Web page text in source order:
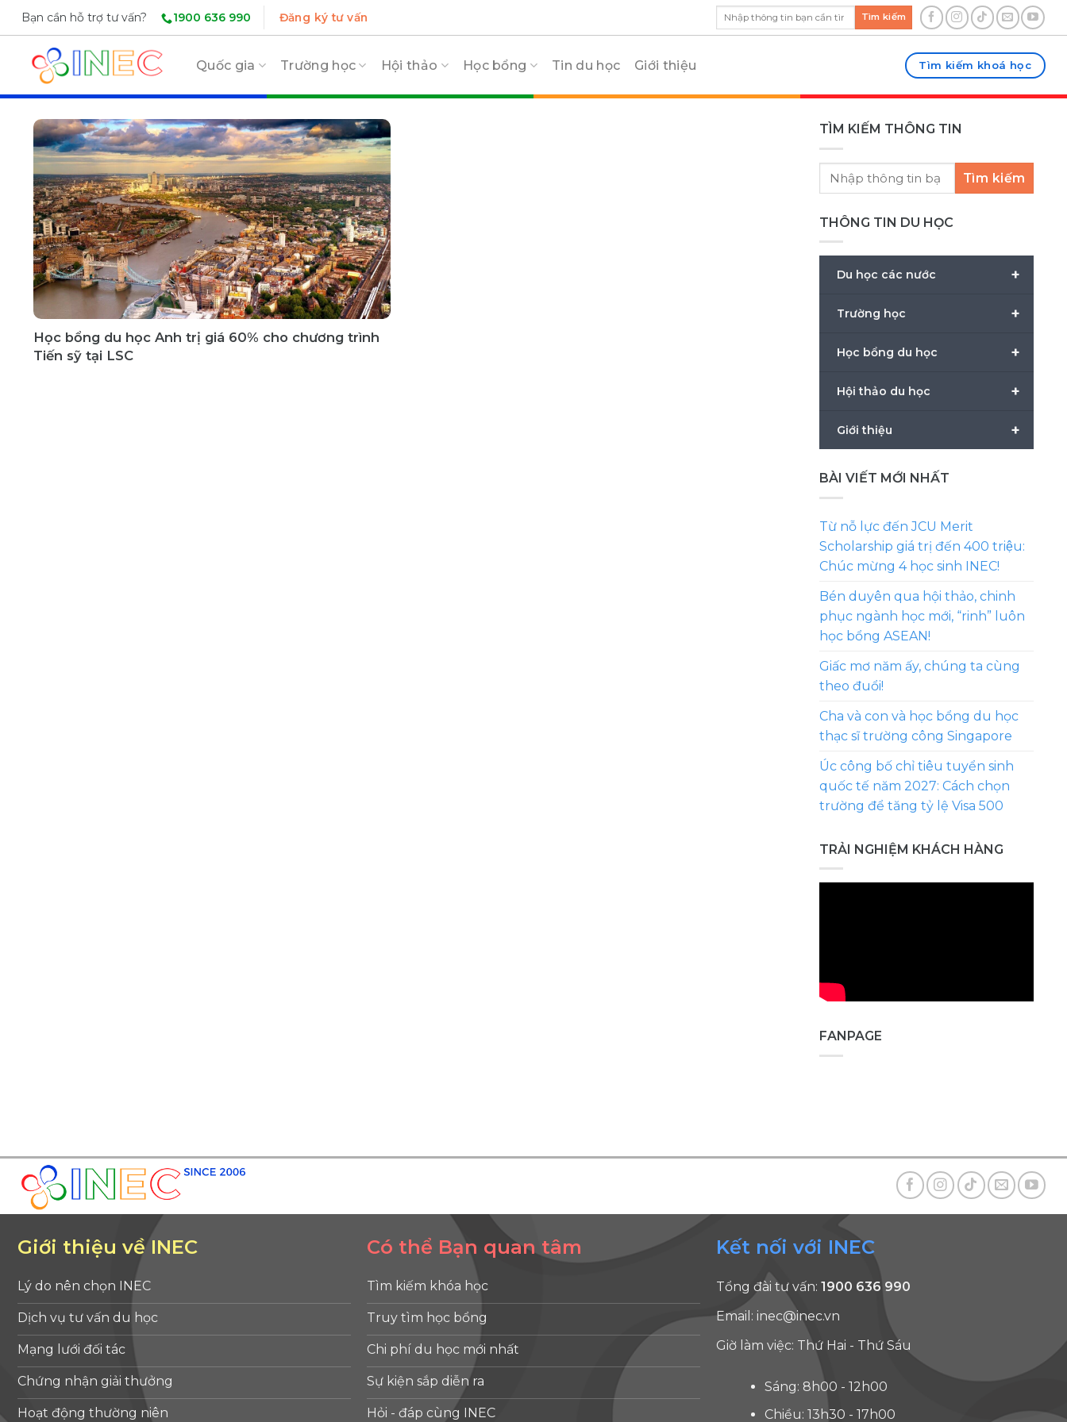
Skip
content
Bạn cần hỗ trợ tư vấn? 1900 636 990 Đăng ký tư vấn Tìm kiếm
Quốc gia Trường học Hội thảo Học bổng Tin du học Giới thiệu Tìm kiếm khoá học
Học bổng du học Anh trị giá 60% cho chương trình
Tiến sỹ tại LSC
TÌM KIẾM THÔNG TIN
Tìm kiếm
THÔNG TIN DU HỌC
+
Du học các nước
+
Trường học
+
Học bổng du học
+
Hội thảo du học
+
Giới thiệu
BÀI VIẾT MỚI NHẤT
Từ nỗ lực đến JCU Merit
Scholarship giá trị đến 400 triệu:
Chúc mừng 4 học sinh INEC!
Bén duyên qua hội thảo, chinh
phục ngành học mới, “rinh” luôn
học bổng ASEAN!
Giấc mơ năm ấy, chúng ta cùng
theo đuổi!
Cha và con và học bổng du học
thạc sĩ trường công Singapore
Úc công bố chỉ tiêu tuyển sinh
quốc tế năm 2027: Cách chọn
trường để tăng tỷ lệ Visa 500
TRẢI NGHIỆM KHÁCH HÀNG
FANPAGE
Giới thiệu về INEC
Lý do nên chọn INEC
Dịch vụ tư vấn du học
Mạng lưới đối tác
Chứng nhận giải thưởng
Hoạt động thường niên
Có thể Bạn quan tâm
Tìm kiếm khóa học
Truy tìm học bổng
Chi phí du học mới nhất
Sự kiện sắp diễn ra
Hỏi - đáp cùng INEC
Kết nối với INEC
Tổng đài tư vấn: 1900 636 990
Email: inec@inec.vn
Giờ làm việc: Thứ Hai - Thứ Sáu
Sáng: 8h00 - 12h00
Chiều: 13h30 - 17h00